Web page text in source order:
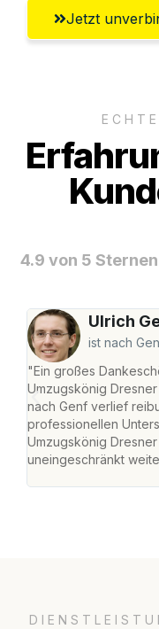
Jetzt
4.9 von 5 Sternen
Ulrich
ist nach
"Ein großes
Umzugskönig
nach Genf verlief
professionellen
Umzugskönig
uneingeschränkt